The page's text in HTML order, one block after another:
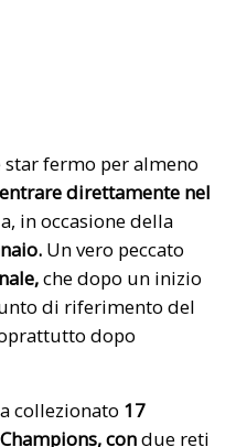
fermo per almeno
direttamente nel
in occasione della
Un vero peccato
che dopo un inizio
di riferimento del
dopo
collezionato 17
condue reti